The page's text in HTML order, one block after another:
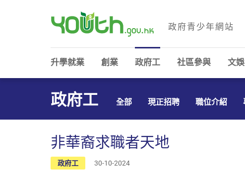
政府青少年網站
升學就業 創業 政府工 社區參與 文
政府工 全部 現正招聘 職位介紹
非華裔求職者天地
政府工 30-10-2024